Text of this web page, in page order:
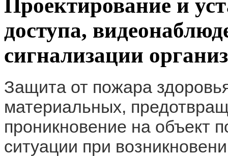
Проектирование и
доступа,
сигнализации
Защита от пожара
материальных,
проникновение на объект
ситуации при